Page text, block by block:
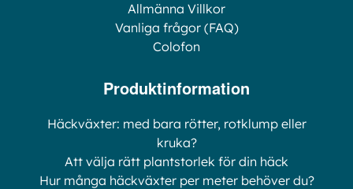
Allmänna Villkor
Vanliga frågor (FAQ)
Colofon
Produktinformation
Häckväxter: med bara rötter, rotklump eller
kruka?
Att välja rätt plantstorlek för din häck
Hur många häckväxter per meter behöver du?